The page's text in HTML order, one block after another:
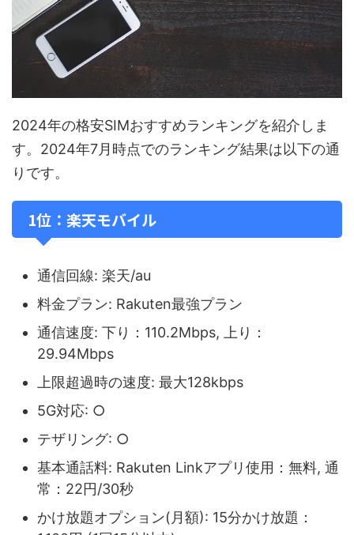
2024年の格安SIMおすすめランキングを紹介しま
す。2024年7月時点でのランキング結果は以下の通
りです。
1位：楽天モバイル
通信回線: 楽天/au
料金プラン: Rakuten最強プラン
通信速度: 下り：110.2Mbps, 上り：
29.94Mbps
上限超過時の速度: 最大128kbps
5G対応: ○
テザリング: ○
基本通話料: Rakuten Linkアプリ使用：無料, 通
常：22円/30秒
かけ放題オプション(月額): 15分かけ放題：